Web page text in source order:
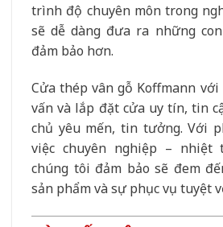
trình độ chuyên môn trong
sẽ dễ dàng đưa ra những
đảm bảo hơn.
Cửa thép vân gỗ Koffmann
vấn và lắp đặt cửa uy tín, tin
chủ yêu mến, tin tưởng. Với
việc chuyên nghiệp – nhiệt
chúng tôi đảm bảo sẽ đem
sản phẩm và sự phục vụ tuyệt